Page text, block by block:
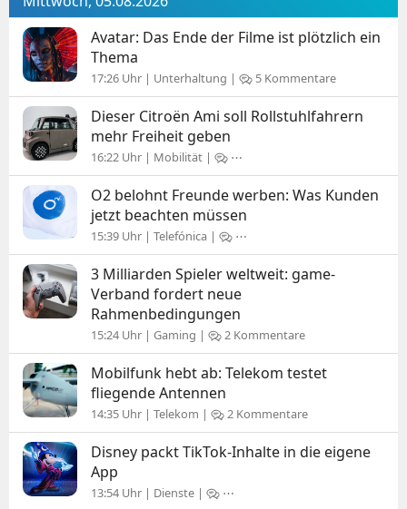
Avatar: Das Ende der Filme ist plötzlich ein
Thema
17:26 Uhr | Unterhaltung | 5 Kommentare
Dieser Citroën Ami soll Rollstuhlfahrern
mehr Freiheit geben
16:22 Uhr | Mobilität | ⋯
O2 belohnt Freunde werben: Was Kunden
jetzt beachten müssen
15:39 Uhr | Telefónica | ⋯
3 Milliarden Spieler weltweit: game-
Verband fordert neue
Rahmenbedingungen
15:24 Uhr | Gaming | 2 Kommentare
Mobilfunk hebt ab: Telekom testet
fliegende Antennen
14:35 Uhr | Telekom | 2 Kommentare
Disney packt TikTok-Inhalte in die eigene
App
13:54 Uhr | Dienste | ⋯